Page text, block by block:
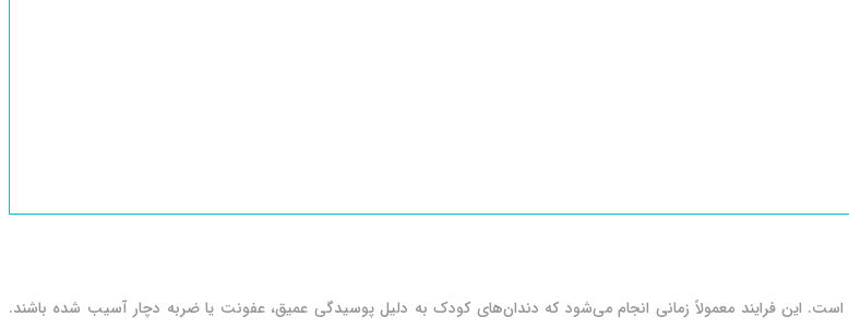
این فرایند معمولاً زمانی انجام می‌شود که دندان‌های کودک به دلیل پوسیدگی عمیق، عفونت یا ضربه دچار آسیب شده باشند.